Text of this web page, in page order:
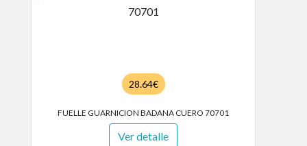
28.64€
FUELLE GUARNICION BADANA CUERO 70701
Ver detalle